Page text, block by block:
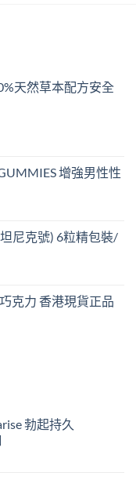
天然草本配方安全
增強男性性
尼克號) 6粒精包裝/
克力 香港現貨正品
勃起持久